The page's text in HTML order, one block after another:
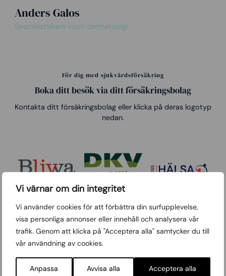
Vi värnar om din integritet
Vi använder cookies för att förbättra din surfupplevelse,
visa personliga annonser eller innehåll och analysera vår
trafik. Genom att klicka på "Acceptera alla" samtycker du till
vår användning av cookies.
Anpassa Avvisa alla Acceptera alla
Anders Galos
Specialistläkare inom dermatologi
För dig med sjukvårdsförsäkring
Boka ditt besök via ditt försäkringsbolag
Kontakta ditt försäkringsbolag eller klicka på deras logotyp
nedan.